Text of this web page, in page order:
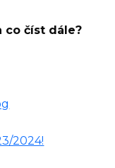
co číst dále?
2024!